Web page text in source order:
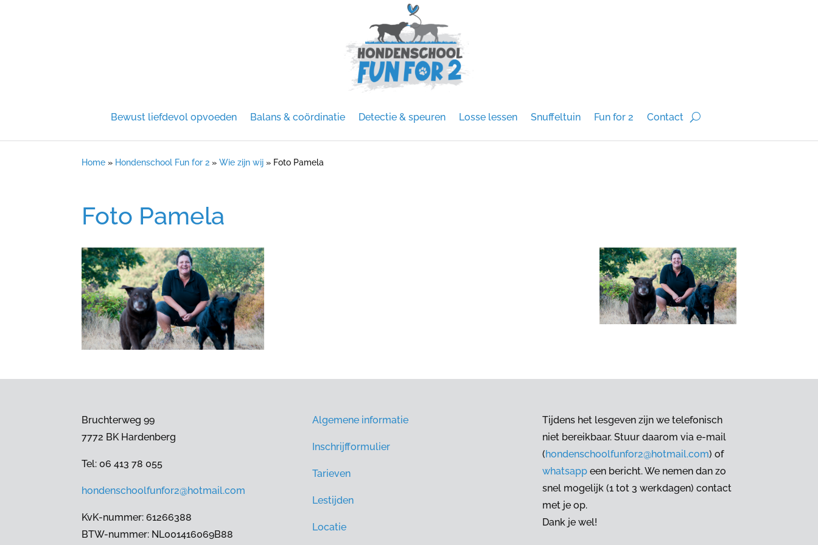
Bewust liefdevol opvoeden Balans & coördinatie Detectie & speuren Losse lessen Snuffeltuin Fun for 2 Contact
Home » Hondenschool Fun for 2 »Wie zijn wij » Foto Pamela
Foto Pamela
Bruchterweg 99
7772 BK Hardenberg
Tel: 06 413 78 055
hondenschoolfunfor2@hotmail.com
KvK-nummer: 61266388
BTW-nummer: NL001416069B88
Algemene informatie
Inschrijfformulier
Tarieven
Lestijden
Locatie
Tijdens het lesgeven zijn we telefonisch
niet bereikbaar. Stuur daarom via e-mail
(hondenschoolfunfor2@hotmail.com) of
whatsappeen bericht. We nemen dan zo
snel mogelijk (1 tot 3 werkdagen) contact
met je op.
Dank je wel!